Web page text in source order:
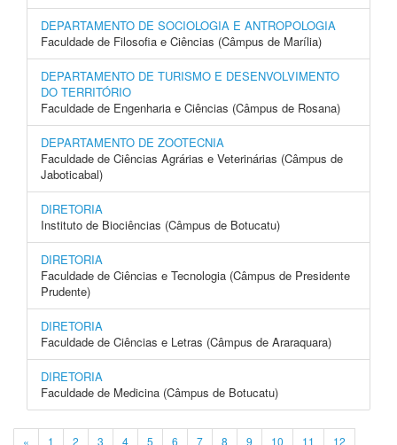
DEPARTAMENTO DE SOCIOLOGIA E ANTROPOLOGIA
Faculdade de Filosofia e Ciências (Câmpus de Marília)
DEPARTAMENTO DE TURISMO E DESENVOLVIMENTO
DO TERRITÓRIO
Faculdade de Engenharia e Ciências (Câmpus de Rosana)
DEPARTAMENTO DE ZOOTECNIA
Faculdade de Ciências Agrárias e Veterinárias (Câmpus de
Jaboticabal)
DIRETORIA
Instituto de Biociências (Câmpus de Botucatu)
DIRETORIA
Faculdade de Ciências e Tecnologia (Câmpus de Presidente
Prudente)
DIRETORIA
Faculdade de Ciências e Letras (Câmpus de Araraquara)
DIRETORIA
Faculdade de Medicina (Câmpus de Botucatu)
« 1 2 3 4 5 6 7 8 9 10 11 12